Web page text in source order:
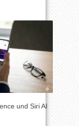
und Siri AI